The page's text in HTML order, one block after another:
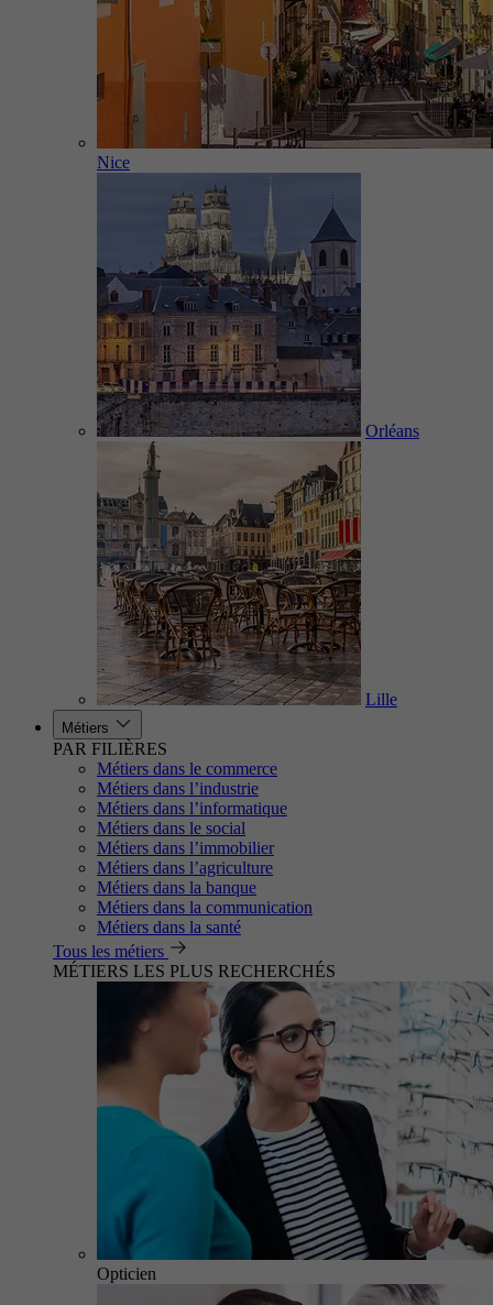
Nice
Orléans
Lille
Métiers
PAR FILIÈRES
Métiers dans le commerce
Métiers dans l’industrie
Métiers dans l’informatique
Métiers dans le social
Métiers dans l’immobilier
Métiers dans l’agriculture
Métiers dans la banque
Métiers dans la communication
Métiers dans la santé
Tous les métiers
MÉTIERS LES PLUS RECHERCHÉS
Opticien